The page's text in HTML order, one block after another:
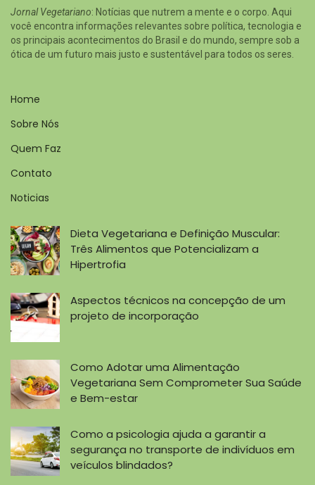
Jornal Vegetariano: Notícias que nutrem a mente e o corpo. Aqui
você encontra informações relevantes sobre política, tecnologia e
os principais acontecimentos do Brasil e do mundo, sempre sob a
ótica de um futuro mais justo e sustentável para todos os seres.
Home
Sobre Nós
Quem Faz
Contato
Noticias
Dieta Vegetariana e Definição Muscular:
Três Alimentos que Potencializam a
Hipertrofia
Aspectos técnicos na concepção de um
projeto de incorporação
Como Adotar uma Alimentação
Vegetariana Sem Comprometer Sua Saúde
e Bem-estar
Como a psicologia ajuda a garantir a
segurança no transporte de indivíduos em
veículos blindados?